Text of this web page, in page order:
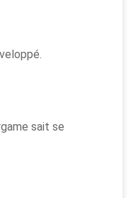
sait se